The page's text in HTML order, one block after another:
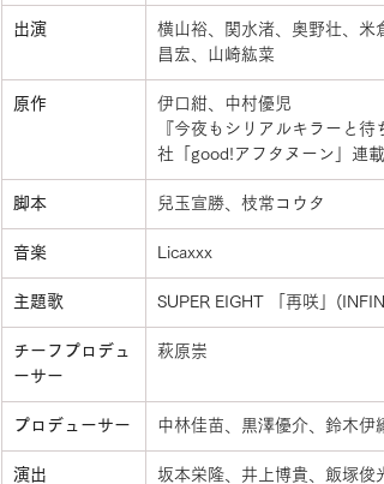
出演
横山裕、関水渚、奥野壮、米
昌宏、山崎紘菜
原作
伊口紺、中村優児
『今夜もシリアルキラーと待
社「good!アフタヌーン」連載)
脚本 兒玉宣勝、枝常コウタ
音楽 Licaxxx
主題歌 SUPER EIGHT 「再咲」
チーフプロデュ
ーサー
萩原崇
プロデューサー 中林佳苗、黒澤優介、鈴木伊
演出 坂本栄隆、井上博貴、飯塚俊光